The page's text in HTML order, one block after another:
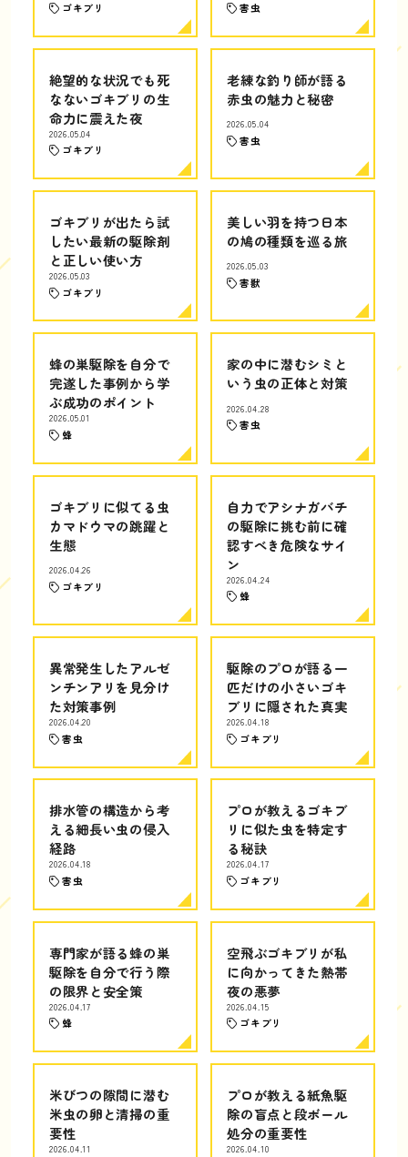
ゴキブリ 害虫
絶望的な状況でも死
なないゴキブリの生
命力に震えた夜
2026.05.04
ゴキブリ
老練な釣り師が語る
赤虫の魅力と秘密
2026.05.04
害虫
ゴキブリが出たら試
したい最新の駆除剤
と正しい使い方
2026.05.03
ゴキブリ
美しい羽を持つ日本
の鳩の種類を巡る旅
2026.05.03
害獣
蜂の巣駆除を自分で
完遂した事例から学
ぶ成功のポイント
2026.05.01
蜂
家の中に潜むシミと
いう虫の正体と対策
2026.04.28
害虫
ゴキブリに似てる虫
カマドウマの跳躍と
生態
2026.04.26
ゴキブリ
自力でアシナガバチ
の駆除に挑む前に確
認すべき危険なサイ
ン
2026.04.24
蜂
異常発生したアルゼ
ンチンアリを見分け
た対策事例
2026.04.20
害虫
駆除のプロが語る一
匹だけの小さいゴキ
ブリに隠された真実
2026.04.18
ゴキブリ
排水管の構造から考
える細長い虫の侵入
経路
2026.04.18
害虫
プロが教えるゴキブ
リに似た虫を特定す
る秘訣
2026.04.17
ゴキブリ
専門家が語る蜂の巣
駆除を自分で行う際
の限界と安全策
2026.04.17
蜂
空飛ぶゴキブリが私
に向かってきた熱帯
夜の悪夢
2026.04.15
ゴキブリ
米びつの隙間に潜む
米虫の卵と清掃の重
要性
2026.04.11
プロが教える紙魚駆
除の盲点と段ボール
処分の重要性
2026.04.10